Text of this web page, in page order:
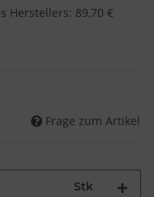
Herstellers: 89,70 €
Frage zum Artikel
Stk